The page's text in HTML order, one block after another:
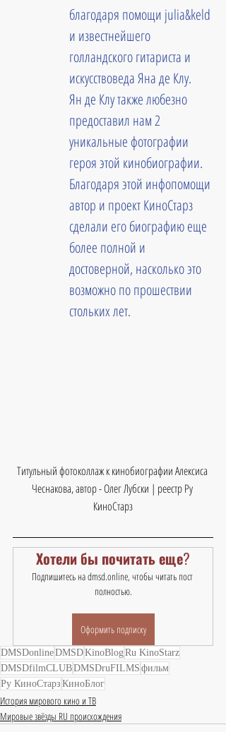
благодаря помощи julia&keld
и известнейшего
голландского гитариста и
искусствоведа Яна де Клу.
Ян де Клу также любезно
предоставил нам 2
уникальные фотографии
героя этой кинобиографии.
Благодаря этой инфопомощи
автор и проект КиноСтарз
сделали его биографию еще
более полной и
достоверной, насколько это
возможно по прошествии
стольких лет.
Титульный фотоколлаж к кинобиографии Алексиса
Чеснакова, автор - Олег Лубски | реестр Ру
КиноСтарз
Хотели бы почитать еще?
Подпишитесь на dmsd.online, чтобы читать пост
полностью.
Оформить подписку
DMSDonlineDMSDKinoBlogRu KinoStarz
DMSDfilmCLUBDMSDruFILMS фильм
Ру КиноСтарз КиноБлог
История мирового кино и ТВ
Мировые звёзды RU происхождения